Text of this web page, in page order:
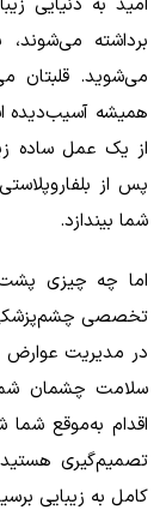
برداشته
می‌شوید. قلبتان
همیشه آسیب‌دیده
از یک عمل ساده
پس از
شما بیندازد.
اما چه چیزی پشت
تخصصی
در مدیریت عوارض
سلامت چشمان شما
اقدام به‌موقع
تصمیم‌گیری
کامل به زیبایی